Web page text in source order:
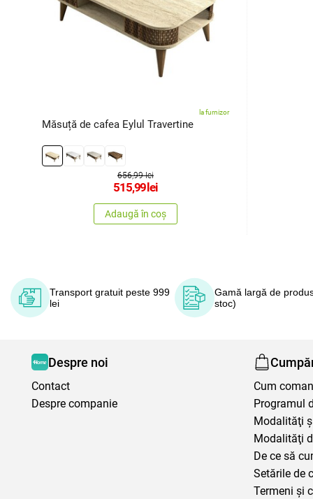
la furnizor
Măsuță de cafea Eylul Travertine
656,99 lei
515,99lei
Adaugă în coș
Transport gratuit peste 999
lei
Gamă largă de
stoc)
Despre noi
Contact
Despre companie
Cum
Programul
Modalităţi
Modalităţi
De ce să
Setările de
Termeni şi